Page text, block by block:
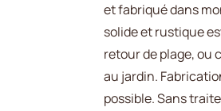
et fabriqué dans
solide et rustique
retour de plage, ou
au jardin.
possible. Sans